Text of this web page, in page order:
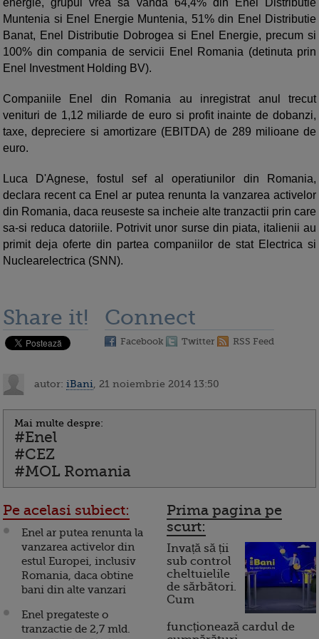
energie, grupul vrea sa vanda 64,4% din Enel Distributie
Muntenia si Enel Energie Muntenia, 51% din Enel Distributie
Banat, Enel Distributie Dobrogea si Enel Energie, precum si
100% din compania de servicii Enel Romania (detinuta prin
Enel Investment Holding BV).
Companiile Enel din Romania au inregistrat anul trecut
venituri de 1,12 miliarde de euro si profit inainte de dobanzi,
taxe, depreciere si amortizare (EBITDA) de 289 milioane de
euro.
Luca D'Agnese, fostul sef al operatiunilor din Romania,
declara recent ca Enel ar putea renunta la vanzarea activelor
din Romania, daca reuseste sa incheie alte tranzactii prin care
sa-si reduca datoriile. Potrivit unor surse din piata, italienii au
primit deja oferte din partea companiilor de stat Electrica si
Nuclearelectrica (SNN).
Share it! Connect
Facebook Twitter RSS Feed
autor: iBani , 21 noiembrie 2014 13:50
Mai multe despre:
#Enel
#CEZ
#MOL Romania
Pe acelasi subiect:
Enel ar putea renunta la
vanzarea activelor din
estul Europei, inclusiv
Romania, daca obtine
bani din alte vanzari
Enel pregateste o
tranzactie de 2,7 mld.
Prima pagina pe
scurt:
Invață să ții
sub control
cheltuielile
de sărbători.
Cum
funcționează cardul de